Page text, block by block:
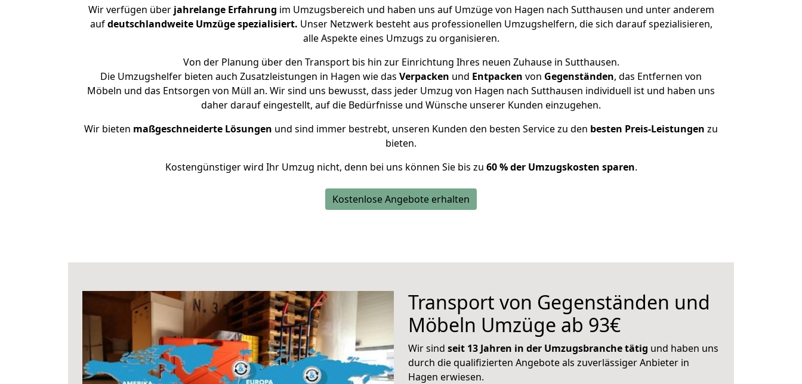
Wir verfügen überjahrelange Erfahrung im Umzugsbereich und haben uns auf Umzüge von Hagen nach Sutthausen und unter anderem
aufdeutschlandweite Umzüge spezialisiert. Unser Netzwerk besteht aus professionellen Umzugshelfern, die sich darauf spezialisieren,
alle Aspekte eines Umzugs zu organisieren.
Von der Planung über den Transport bis hin zur Einrichtung Ihres neuen Zuhause in Sutthausen.
Die Umzugshelfer bieten auch Zusatzleistungen in Hagen wie das Verpacken und Entpacken von Gegenständen, das Entfernen von
Möbeln und das Entsorgen von Müll an. Wir sind uns bewusst, dass jeder Umzug von Hagen nach Sutthausen individuell ist und haben uns
daher darauf eingestellt, auf die Bedürfnisse und Wünsche unserer Kunden einzugehen.
Wir bieten maßgeschneiderte Lösungen und sind immer bestrebt, unseren Kunden den besten Service zu den besten Preis-Leistungen zu
bieten.
Kostengünstiger wird Ihr Umzug nicht, denn bei uns können Sie bis zu 60 % der Umzugskosten sparen.
Kostenlose Angebote erhalten
Transport von Gegenständen und
Möbeln Umzüge ab 93€
Wir sind seit 13 Jahren in der Umzugsbranche tätig und haben uns
durch die qualifizierten Angebote als zuverlässiger Anbieter in
Hagen erwiesen.